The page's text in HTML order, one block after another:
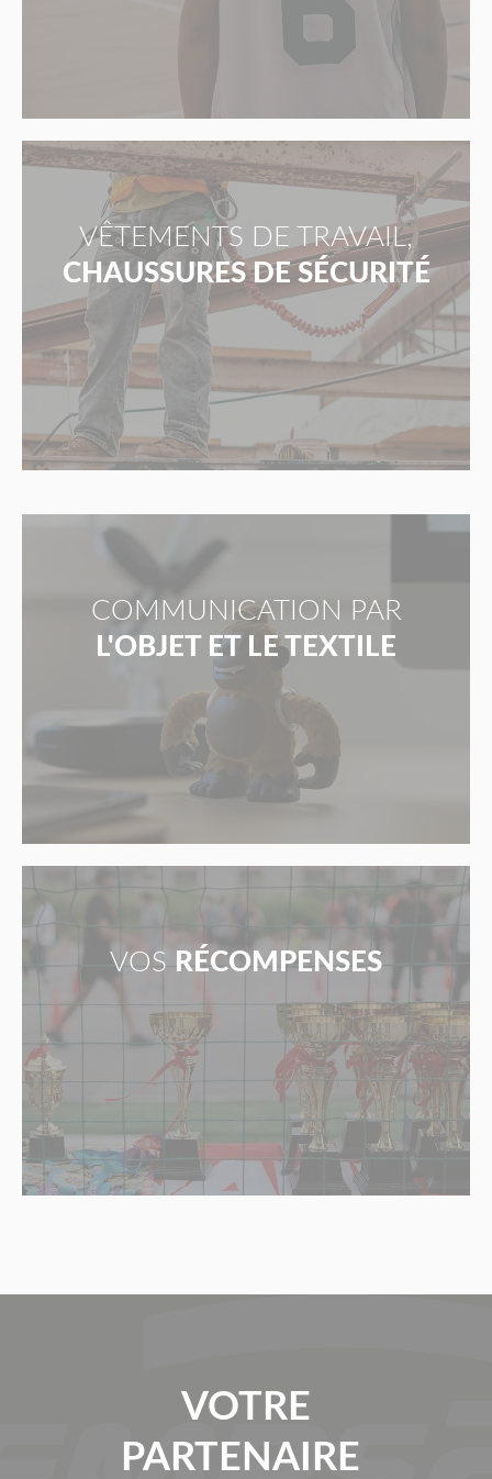
VÊTEMENTS DE TRAVAIL,
CHAUSSURES DE SÉCURITÉ
COMMUNICATION PAR
L'OBJET ET LE TEXTILE
VOS RÉCOMPENSES
VOTRE
PARTENAIRE